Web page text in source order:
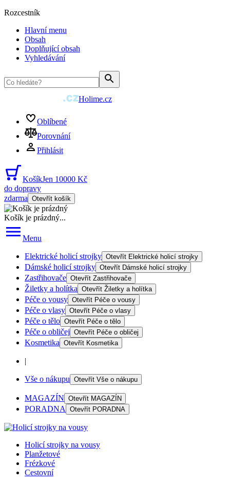
Rozcestník
Hlavní menu
Obsah
Doplňující obsah
Vyhledávání
Holime.cz
Oblíbené
Porovnání
Přihlásit
KošíkJen 10000 Kč
do dopravy
zdarma Otevřít košík
Košík je prázdný...
Menu
Elektrické holicí strojky Otevřít Elektrické holicí strojky
Dámské holicí strojky Otevřít Dámské holicí strojky
Zastřihovače Otevřít Zastřihovače
Žiletky a holítka Otevřít Žiletky a holítka
Péče o vousy Otevřít Péče o vousy
Péče o vlasy Otevřít Péče o vlasy
Péče o tělo Otevřít Péče o tělo
Péče o obličej Otevřít Péče o obličej
Kosmetika Otevřít Kosmetika
|
Vše o nákupu Otevřít Vše o nákupu
MAGAZÍN Otevřít MAGAZÍN
PORADNA Otevřít PORADNA
Holicí strojky na vousy
Planžetové
Frézkové
Cestovní